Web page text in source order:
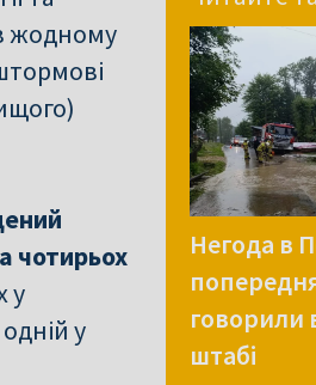
Негода в
говорили
штабі
жодному
чотирьох
у
у